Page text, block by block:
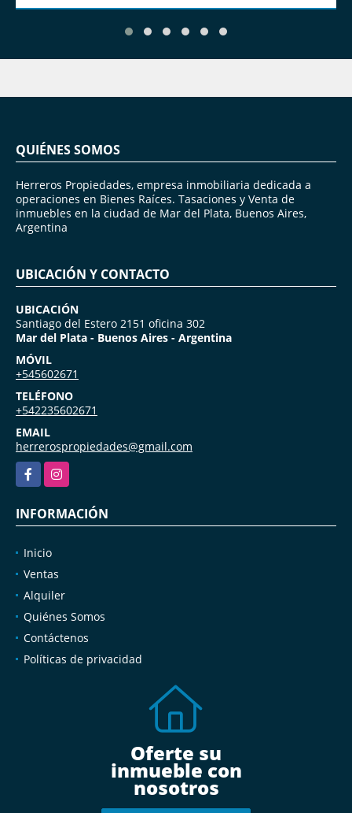
QUIÉNES SOMOS
Herreros Propiedades, empresa inmobiliaria dedicada a
operaciones en Bienes Raíces. Tasaciones y Venta de
inmuebles en la ciudad de Mar del Plata, Buenos Aires,
Argentina
UBICACIÓN Y CONTACTO
UBICACIÓN
Santiago del Estero 2151 oficina 302
Mar del Plata - Buenos Aires - Argentina
MÓVIL
+545602671
TELÉFONO
+542235602671
EMAIL
herrerospropiedades@gmail.com
FacebookInstagram
INFORMACIÓN
Inicio
Ventas
Alquiler
Quiénes Somos
Contáctenos
Políticas de privacidad
Oferte su
inmueble con
nosotros